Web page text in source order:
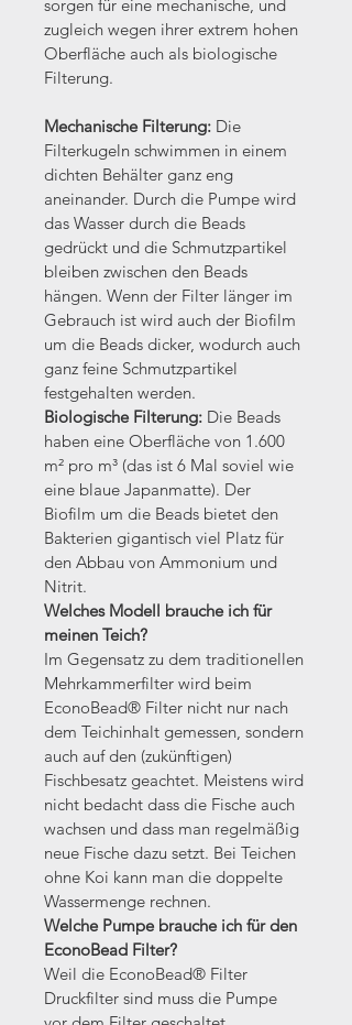
sorgen für eine mechanische, und
zugleich wegen ihrer extrem hohen
Oberfläche auch als biologische
Filterung.
Mechanische Filterung: Die
Filterkugeln schwimmen in einem
dichten Behälter ganz eng
aneinander. Durch die Pumpe wird
das Wasser durch die Beads
gedrückt und die Schmutzpartikel
bleiben zwischen den Beads
hängen. Wenn der Filter länger im
Gebrauch ist wird auch der Biofilm
um die Beads dicker, wodurch auch
ganz feine Schmutzpartikel
festgehalten werden.
Biologische Filterung: Die Beads
haben eine Oberfläche von 1.600
m² pro m³ (das ist 6 Mal soviel wie
eine blaue Japanmatte). Der
Biofilm um die Beads bietet den
Bakterien gigantisch viel Platz für
den Abbau von Ammonium und
Nitrit.
Welches Modell brauche ich für
meinen Teich?
Im Gegensatz zu dem traditionellen
Mehrkammerfilter wird beim
EconoBead® Filter nicht nur nach
dem Teichinhalt gemessen, sondern
auch auf den (zukünftigen)
Fischbesatz geachtet. Meistens wird
nicht bedacht dass die Fische auch
wachsen und dass man regelmäßig
neue Fische dazu setzt. Bei Teichen
ohne Koi kann man die doppelte
Wassermenge rechnen.
Welche Pumpe brauche ich für den
EconoBead Filter?
Weil die EconoBead® Filter
Druckfilter sind muss die Pumpe